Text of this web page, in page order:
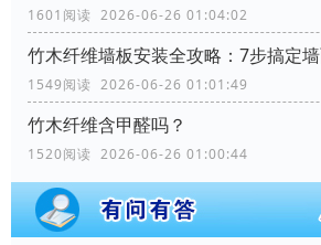
1601阅读 2026-06-26 01:04:02
竹木纤维墙板安装全攻略：7步搞定
1549阅读 2026-06-26 01:01:49
竹木纤维含甲醛吗？
1520阅读 2026-06-26 01:00:44